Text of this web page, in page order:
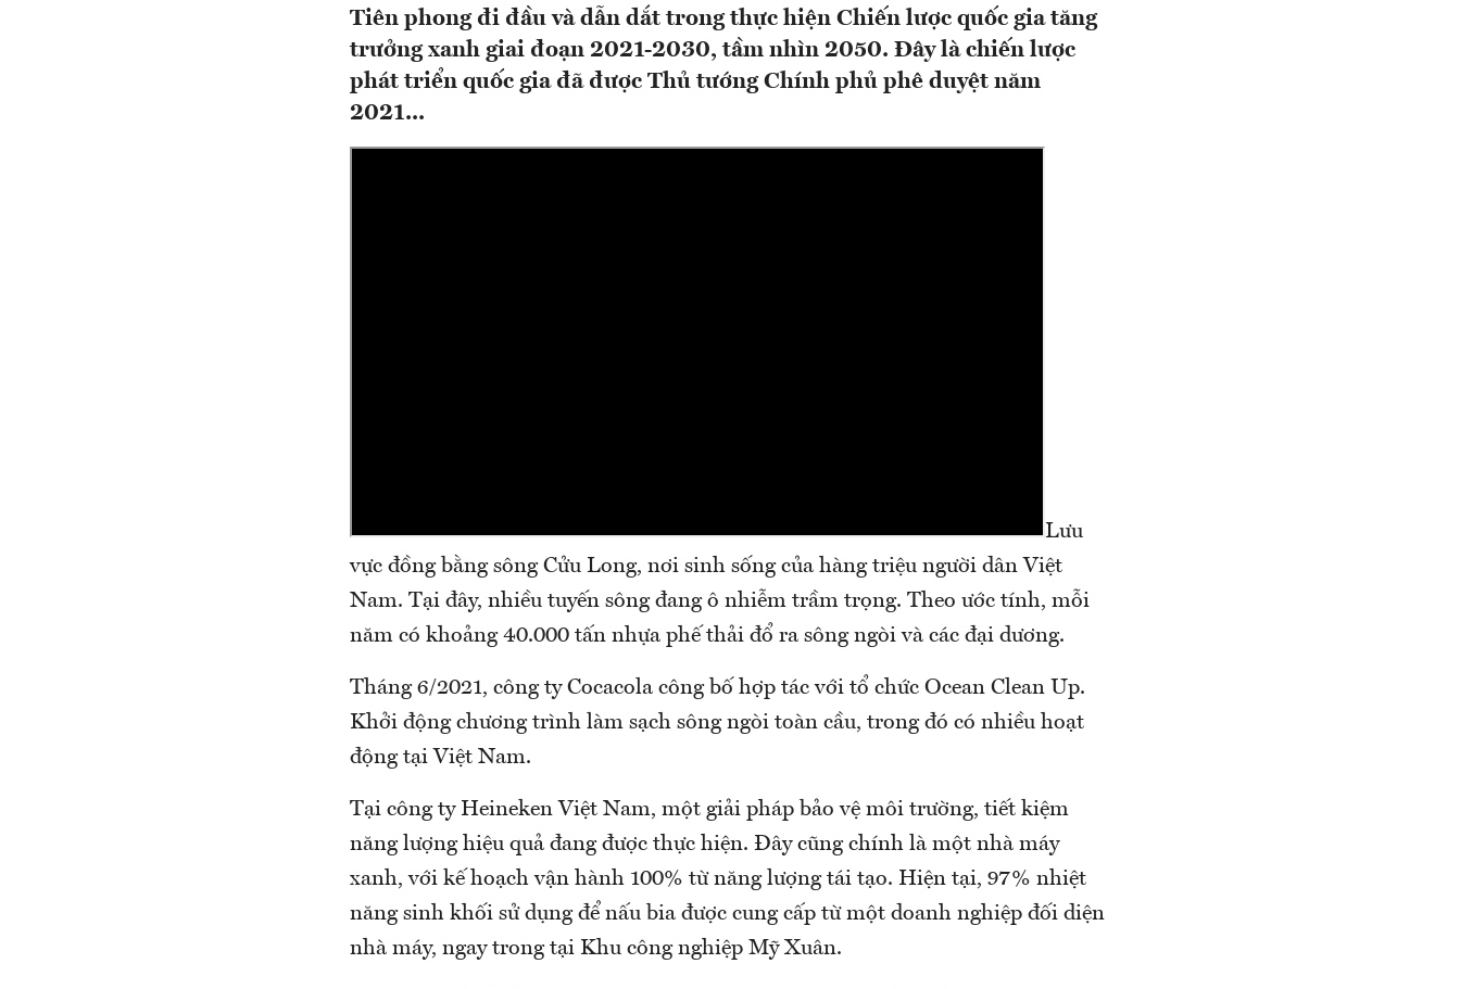
Tiên phong đi đầu và dẫn dắt trong thực hiện Chiến lược quốc gia tăng
trưởng xanh giai đoạn 2021-2030, tầm nhìn 2050. Đây là chiến lược
phát triển quốc gia đã được Thủ tướng Chính phủ phê duyệt năm
2021...
Lưu
vực đồng bằng sông Cửu Long, nơi sinh sống của hàng triệu người dân Việt
Nam. Tại đây, nhiều tuyến sông đang ô nhiễm trầm trọng. Theo ước tính, mỗi
năm có khoảng 40.000 tấn nhựa phế thải đổ ra sông ngòi và các đại dương.
Tháng 6/2021, công ty Cocacola công bố hợp tác với tổ chức Ocean Clean Up.
Khởi động chương trình làm sạch sông ngòi toàn cầu, trong đó có nhiều hoạt
động tại Việt Nam.
Tại công ty Heineken Việt Nam, một giải pháp bảo vệ môi trường, tiết kiệm
năng lượng hiệu quả đang được thực hiện. Đây cũng chính là một nhà máy
xanh, với kế hoạch vận hành 100% từ năng lượng tái tạo. Hiện tại, 97% nhiệt
năng sinh khối sử dụng để nấu bia được cung cấp từ một doanh nghiệp đối diện
nhà máy, ngay trong tại Khu công nghiệp Mỹ Xuân.